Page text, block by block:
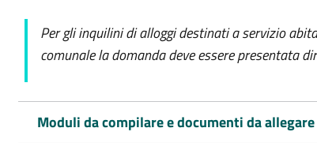
Per gli inquilini di alloggi destinati a servizio
comunale la domanda deve essere presentata
Moduli da compilare e documenti da allegare